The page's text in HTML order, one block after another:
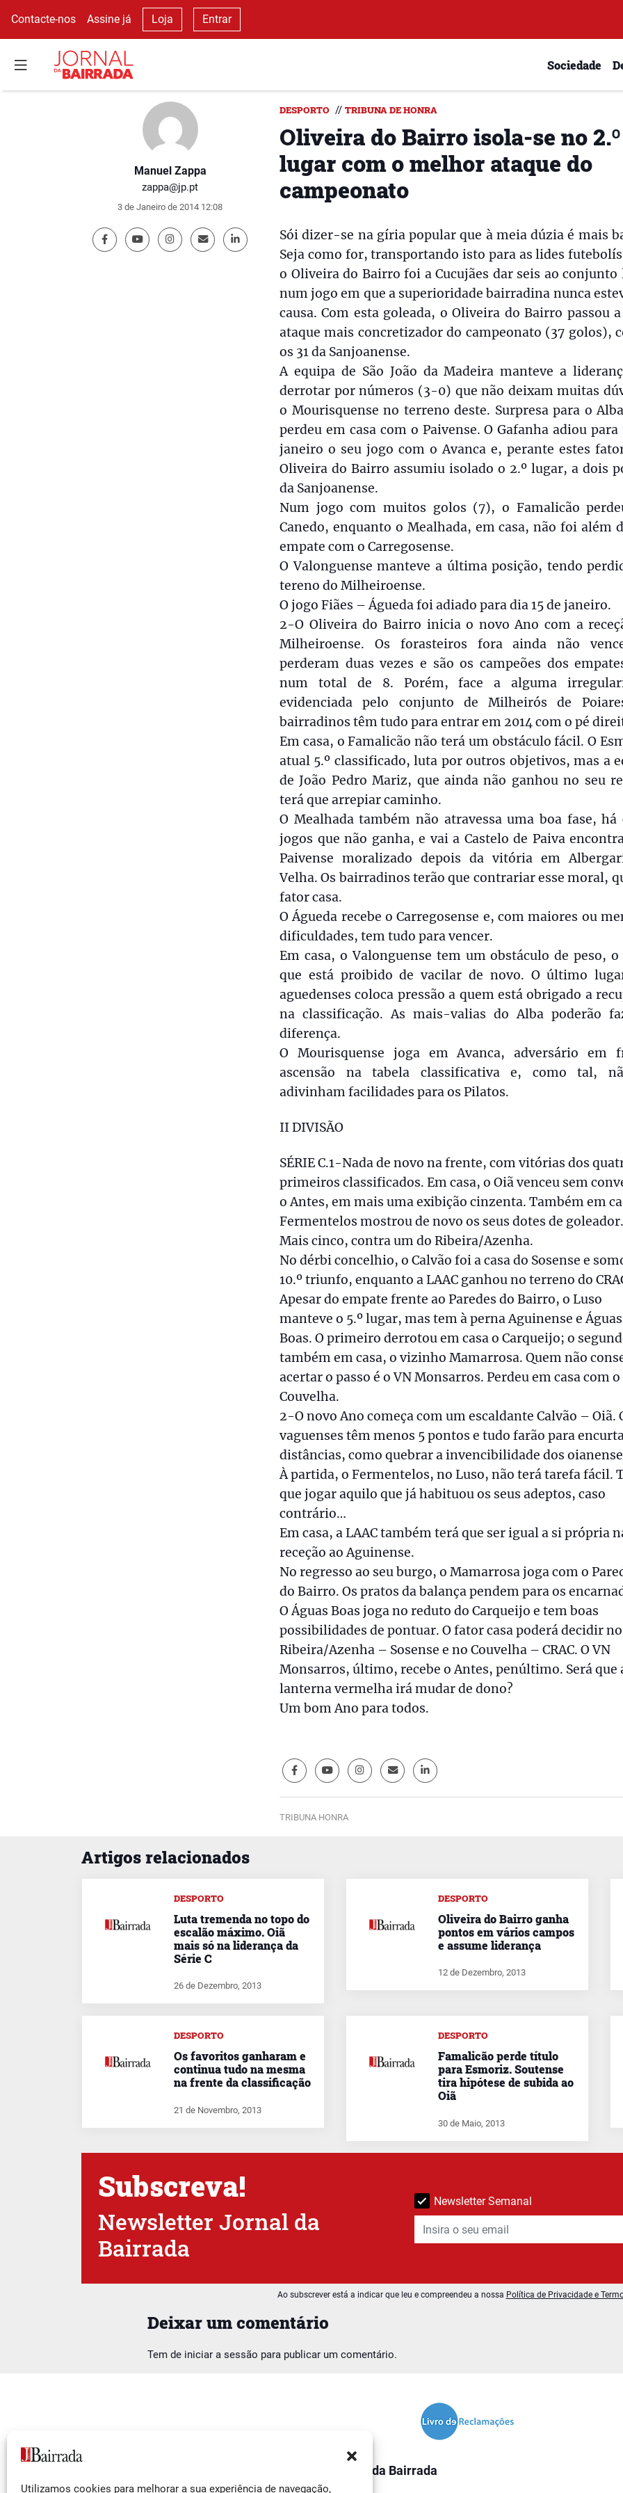
Utilizamos cookies para melhorar a sua experiência de navegação,
Contacte-nos Assine já Loja Entrar
Sociedade
Manuel Zappa
zappa@jp.pt
3 de Janeiro de 2014 12:08
DESPORTO // TRIBUNA DE HONRA
Oliveira do Bairro isola-se no 2.º
lugar com o melhor ataque do
campeonato
Sói dizer-se na gíria popular que à meia dúzia é mais
Seja como for, transportando isto para as lides
o Oliveira do Bairro foi a Cucujães dar seis ao conjunto
num jogo em que a superioridade bairradina nunca
causa. Com esta goleada, o Oliveira do Bairro passou
ataque mais concretizador do campeonato (37 golos),
os 31 da Sanjoanense.
A equipa de São João da Madeira manteve a
derrotar por números (3-0) que não deixam muitas
o Mourisquense no terreno deste. Surpresa para o
perdeu em casa com o Paivense. O Gafanha adiou para
janeiro o seu jogo com o Avanca e, perante estes
Oliveira do Bairro assumiu isolado o 2.º lugar, a dois
da Sanjoanense.
Num jogo com muitos golos (7), o Famalicão
Canedo, enquanto o Mealhada, em casa, não foi além
empate com o Carregosense.
O Valonguense manteve a última posição, tendo
tereno do Milheiroense.
O jogo Fiães – Águeda foi adiado para dia 15 de janeiro.
2-O Oliveira do Bairro inicia o novo Ano com a
Milheiroense. Os forasteiros fora ainda não
perderam duas vezes e são os campeões dos
num total de 8. Porém, face a alguma
evidenciada pelo conjunto de Milheirós de
bairradinos têm tudo para entrar em 2014 com o pé
Em casa, o Famalicão não terá um obstáculo fácil. O
atual 5.º classificado, luta por outros objetivos, mas a
de João Pedro Mariz, que ainda não ganhou no seu
terá que arrepiar caminho.
O Mealhada também não atravessa uma boa fase, há
jogos que não ganha, e vai a Castelo de Paiva
Paivense moralizado depois da vitória em
Velha. Os bairradinos terão que contrariar esse moral,
fator casa.
O Águeda recebe o Carregosense e, com maiores ou
dificuldades, tem tudo para vencer.
Em casa, o Valonguense tem um obstáculo de peso, o
que está proibido de vacilar de novo. O último
aguedenses coloca pressão a quem está obrigado a
na classificação. As mais-valias do Alba poderão
diferença.
O Mourisquense joga em Avanca, adversário em
ascensão na tabela classificativa e, como tal,
adivinham facilidades para os Pilatos.
II DIVISÃO
SÉRIE C.1-Nada de novo na frente, com vitórias dos
primeiros classificados. Em casa, o Oiã venceu sem
o Antes, em mais uma exibição cinzenta. Também em
Fermentelos mostrou de novo os seus dotes de goleador.
Mais cinco, contra um do Ribeira/Azenha.
No dérbi concelhio, o Calvão foi a casa do Sosense e
10.º triunfo, enquanto a LAAC ganhou no terreno do
Apesar do empate frente ao Paredes do Bairro, o Luso
manteve o 5.º lugar, mas tem à perna Aguinense e Águas
Boas. O primeiro derrotou em casa o Carqueijo; o
também em casa, o vizinho Mamarrosa. Quem não
acertar o passo é o VN Monsarros. Perdeu em casa com o
Couvelha.
2-O novo Ano começa com um escaldante Calvão – Oiã.
vaguenses têm menos 5 pontos e tudo farão para
distâncias, como quebrar a invencibilidade dos
À partida, o Fermentelos, no Luso, não terá tarefa fácil.
que jogar aquilo que já habituou os seus adeptos, caso
contrário…
Em casa, a LAAC também terá que ser igual a si própria
receção ao Aguinense.
No regresso ao seu burgo, o Mamarrosa joga com o
do Bairro. Os pratos da balança pendem para os
O Águas Boas joga no reduto do Carqueijo e tem boas
possibilidades de pontuar. O fator casa poderá decidir no
Ribeira/Azenha – Sosense e no Couvelha – CRAC. O VN
Monsarros, último, recebe o Antes, penúltimo. Será que
lanterna vermelha irá mudar de dono?
Um bom Ano para todos.
TRIBUNA HONRA
Artigos relacionados
Deixar um comentário
Tem de iniciar a sessão para publicar um comentário.
DESPORTO
Luta tremenda no topo do
escalão máximo. Oiã
mais só na liderança da
Série C
26 de Dezembro, 2013
DESPORTO
Oliveira do Bairro ganha
pontos em vários campos
e assume liderança
12 de Dezembro, 2013
DESPORTO
Os favoritos ganharam e
continua tudo na mesma
na frente da classificação
21 de Novembro, 2013
DESPORTO
Famalicão perde título
para Esmoriz. Soutense
tira hipótese de subida ao
Oiã
30 de Maio, 2013
Subscreva!
Newsletter Jornal da
Bairrada
Newsletter Semanal
Ao subscrever está a indicar que leu e compreendeu a nossa Política de Privacidade e
O Jornal da Bairrada